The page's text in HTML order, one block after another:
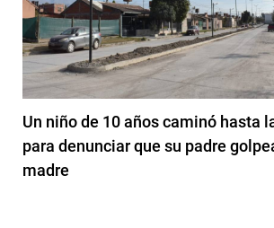
Un niño de 10 años caminó hasta
para denunciar que su padre
madre